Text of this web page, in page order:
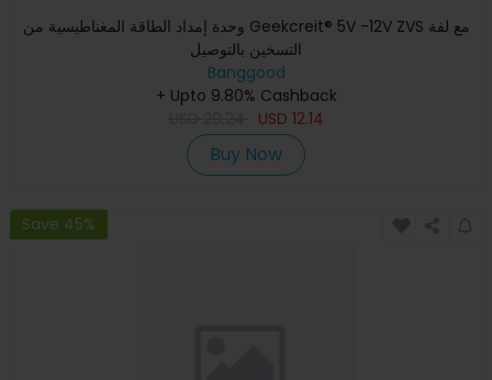
وحدة إمداد الطاقة المغناطيسية من Geekcreit® 5V -12V ZVS مع لفة
التسخين بالتوصيل
Banggood
+ Upto 9.80% Cashback
USD 12.14
Buy Now
Save 45%